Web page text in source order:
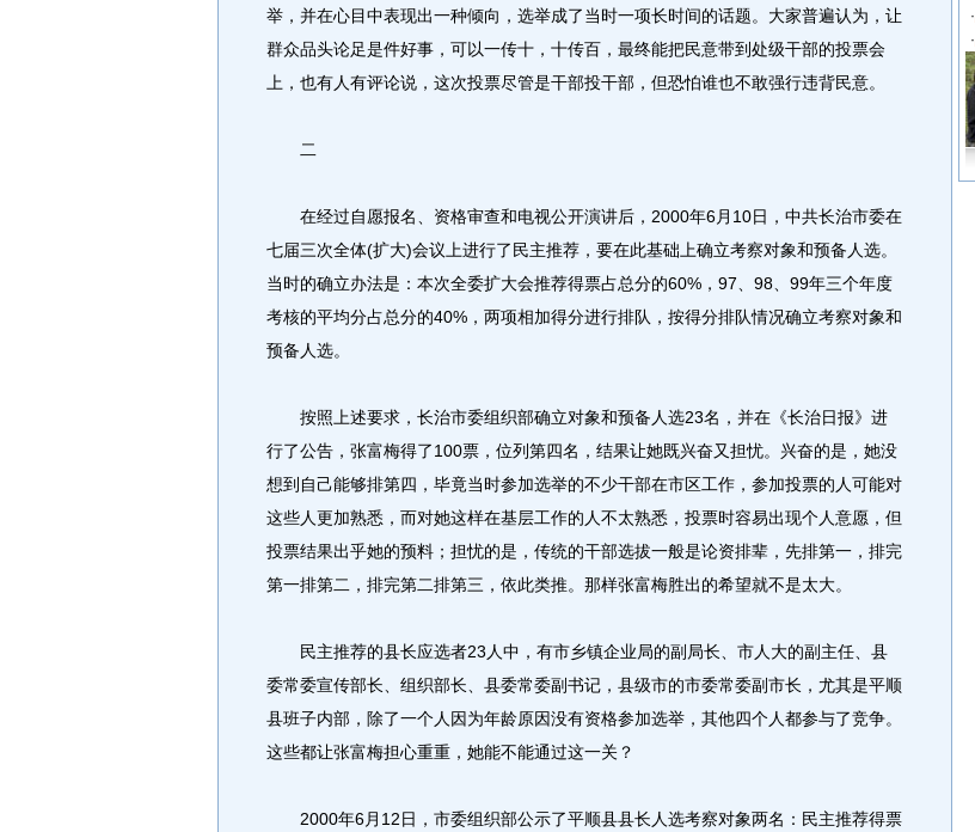
举，并在心目中表现出一种倾向，选举成了当时一项长时间的话题。大家普遍认为，让
群众品头论足是件好事，可以一传十，十传百，最终能把民意带到处级干部的投票会
上，也有人有评论说，这次投票尽管是干部投干部，但恐怕谁也不敢强行违背民意。
二
在经过自愿报名、资格审查和电视公开演讲后，2000年6月10日，中共长治市委在
七届三次全体(扩大)会议上进行了民主推荐，要在此基础上确立考察对象和预备人选。
当时的确立办法是：本次全委扩大会推荐得票占总分的60%，97、98、99年三个年度
考核的平均分占总分的40%，两项相加得分进行排队，按得分排队情况确立考察对象和
预备人选。
按照上述要求，长治市委组织部确立对象和预备人选23名，并在《长治日报》进
行了公告，张富梅得了100票，位列第四名，结果让她既兴奋又担忧。兴奋的是，她没
想到自己能够排第四，毕竟当时参加选举的不少干部在市区工作，参加投票的人可能对
这些人更加熟悉，而对她这样在基层工作的人不太熟悉，投票时容易出现个人意愿，但
投票结果出乎她的预料；担忧的是，传统的干部选拔一般是论资排辈，先排第一，排完
第一排第二，排完第二排第三，依此类推。那样张富梅胜出的希望就不是太大。
民主推荐的县长应选者23人中，有市乡镇企业局的副局长、市人大的副主任、县
委常委宣传部长、组织部长、县委常委副书记，县级市的市委常委副市长，尤其是平顺
县班子内部，除了一个人因为年龄原因没有资格参加选举，其他四个人都参与了竞争。
这些都让张富梅担心重重，她能不能通过这一关？
2000年6月12日，市委组织部公示了平顺县县长人选考察对象两名：民主推荐得票
·
·